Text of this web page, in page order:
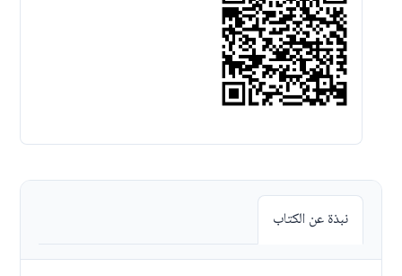
نبذة عن الكتاب